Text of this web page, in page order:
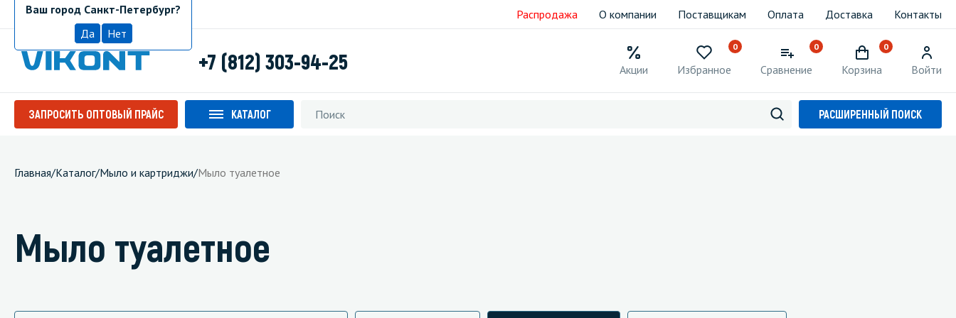
Санкт-Петербург
Ваш город Санкт-Петербург?
Да
Нет
Распродажа О компании Поставщикам Оплата Доставка Контакты
+7 (812) 303-94-25 Акции
0
Избранное
0
Сравнение
0
Корзина Войти
ЗАПРОСИТЬ ОПТОВЫЙ ПРАЙС КАТАЛОГ РАСШИРЕННЫЙ ПОИСК
Главная/Каталог/Мыло и картриджи/Мыло туалетное
Мыло туалетное